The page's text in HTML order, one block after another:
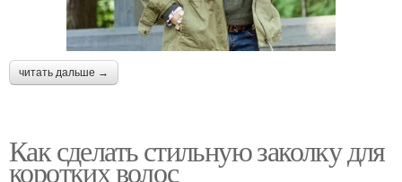
читать дальше →
Как сделать стильную заколку для
коротких волос